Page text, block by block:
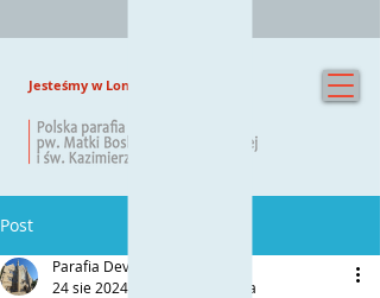
Jesteśmy w Londynie od 1930 roku
Post
Parafia Devonia
24 sie 2024
0 minut(y) czytania